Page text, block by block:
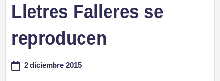
Lletres Falleres se
reproducen
2 diciembre 2015